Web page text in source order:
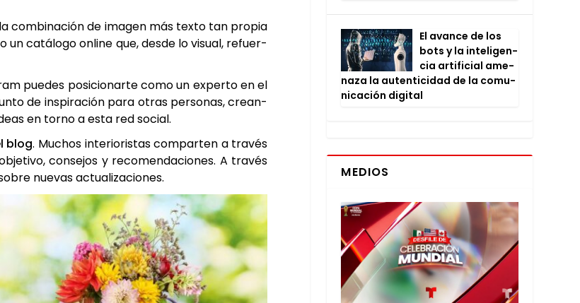
com­bi­na­ción de ima­gen más tex­to tan pro­pia
un catá­lo­go onli­ne que, des­de lo visual, refuer­
pue­des posi­cio­nar­te como un exper­to en el
de ins­pi­ra­ción para otras per­so­nas, crean­
en torno a esta red social.
blog. Muchos inte­rio­ris­tas com­par­ten a tra­vés
con­se­jos y reco­men­da­cio­nes. A tra­vés
nue­vas actua­li­za­cio­nes.
El avan­ce de los
bots y la inte­li­gen­
cia arti­fi­cial ame­
na­za la auten­ti­ci­dad de la comu­
ni­ca­ción digi­tal
MEDIOS